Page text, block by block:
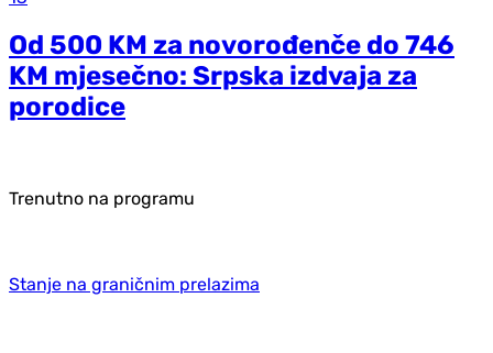
Od 500 KM za novorođenče do 746
KM mjesečno: Srpska izdvaja za
porodice
Trenutno na programu
Stanje na graničnim prelazima